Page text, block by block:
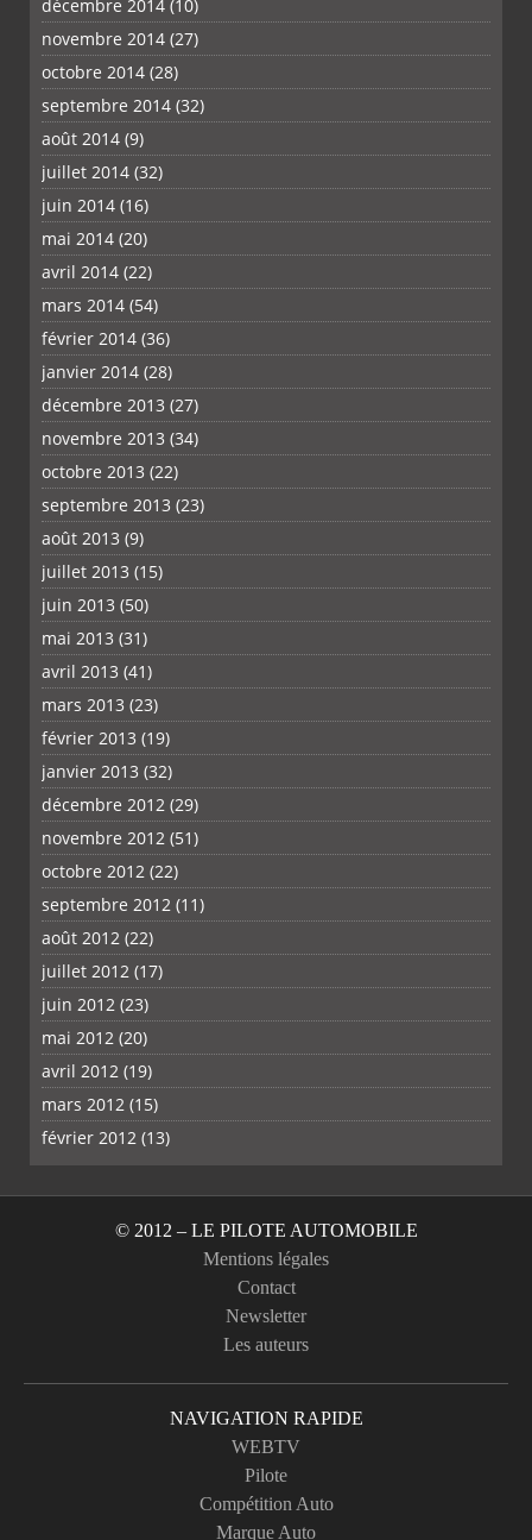
décembre 2014 (10)
novembre 2014 (27)
octobre 2014 (28)
septembre 2014 (32)
août 2014 (9)
juillet 2014 (32)
juin 2014 (16)
mai 2014 (20)
avril 2014 (22)
mars 2014 (54)
février 2014 (36)
janvier 2014 (28)
décembre 2013 (27)
novembre 2013 (34)
octobre 2013 (22)
septembre 2013 (23)
août 2013 (9)
juillet 2013 (15)
juin 2013 (50)
mai 2013 (31)
avril 2013 (41)
mars 2013 (23)
février 2013 (19)
janvier 2013 (32)
décembre 2012 (29)
novembre 2012 (51)
octobre 2012 (22)
septembre 2012 (11)
août 2012 (22)
juillet 2012 (17)
juin 2012 (23)
mai 2012 (20)
avril 2012 (19)
mars 2012 (15)
février 2012 (13)
© 2012 – LE PILOTE AUTOMOBILE
Mentions légales
Contact
Newsletter
Les auteurs
NAVIGATION RAPIDE
WEBTV
Pilote
Compétition Auto
Marque Auto